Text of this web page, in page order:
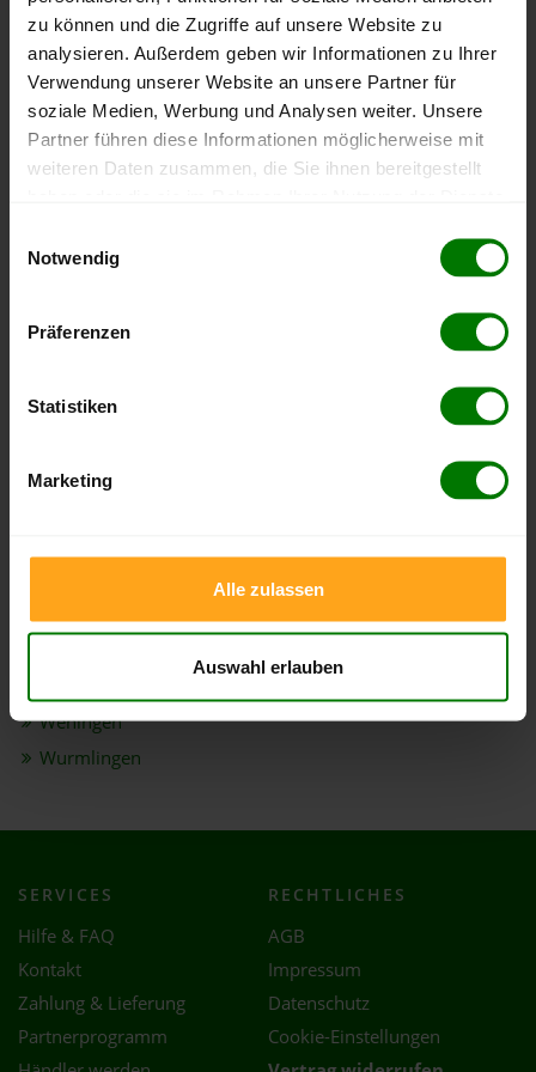
zu können und die Zugriffe auf unsere Website zu
analysieren. Außerdem geben wir Informationen zu Ihrer
Verwendung unserer Website an unsere Partner für
soziale Medien, Werbung und Analysen weiter. Unsere
Partner führen diese Informationen möglicherweise mit
weiteren Daten zusammen, die Sie ihnen bereitgestellt
Notwendig
Präferenzen
Statistiken
Marketing
Alle zulassen
Auswahl erlauben
Geisingen
Gosheim
Gunningen
Irndorf
Königsheim
Mühlheim an der Donau
Renquishausen
Wehingen
Wurmlingen
SERVICES
Hilfe & FAQ
Kontakt
Zahlung & Lieferung
Partnerprogramm
RECHTLICHES
AGB
Impressum
Datenschutz
Cookie-Einstellungen